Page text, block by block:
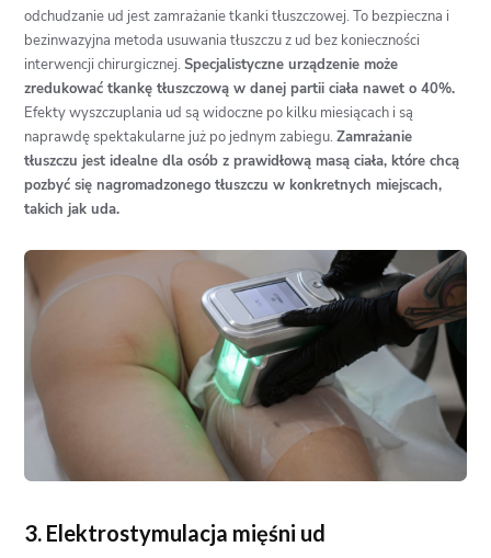
odchudzanie ud jest zamrażanie tkanki tłuszczowej. To bezpieczna i
bezinwazyjna metoda usuwania tłuszczu z ud bez konieczności
interwencji chirurgicznej.Specjalistyczne urządzenie może
zredukować tkankę tłuszczową w danej partii ciała nawet o 40%.
Efekty wyszczuplania ud są widoczne po kilku miesiącach i są
naprawdę spektakularne już po jednym zabiegu.Zamrażanie
tłuszczu jest idealne dla osób z prawidłową masą ciała, które chcą
pozbyć się nagromadzonego tłuszczu w konkretnych miejscach,
takich jak uda.
3. Elektrostymulacja mięśni ud